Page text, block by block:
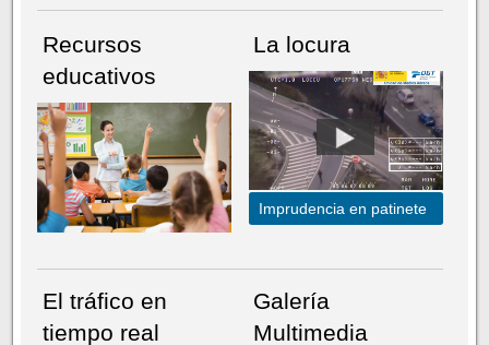
Recursos
educativos
La locura
Imprudencia en patinete
El tráfico en
tiempo real
Galería
Multimedia